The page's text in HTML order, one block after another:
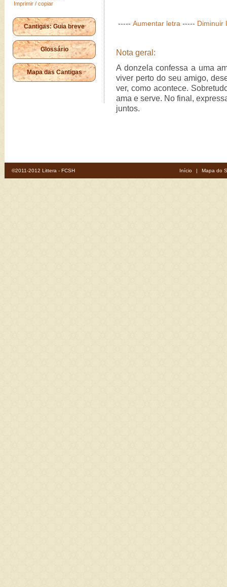
Imprimir / copiar
Cantigas: Guia breve
Glossário
Mapa das Cantigas
----- Aumentar letra ----- Diminuir
Nota geral:
A donzela confessa a uma
viver perto do seu amigo,
ver, como acontece.
ama e serve. No final,
juntos.
©2011-2012 Littera - FCSH Início | Mapa do